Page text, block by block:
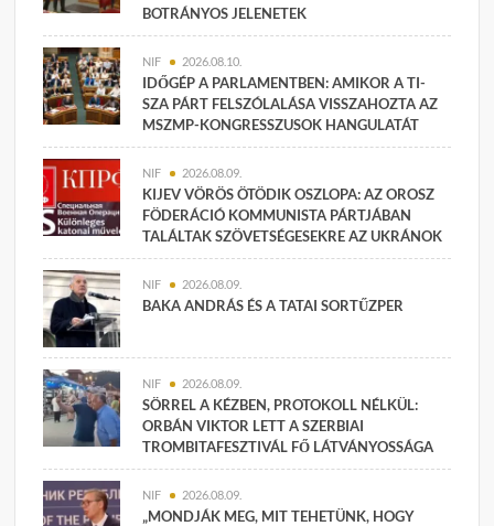
BOTRÁNYOS JELENETEK
NIF 2026.08.10.
IDŐGÉP A PARLAMENTBEN: AMIKOR A TI-
SZA PÁRT FELSZÓLALÁSA VISSZAHOZTA AZ
MSZMP-KONGRESSZUSOK HANGULATÁT
NIF 2026.08.09.
KIJEV VÖRÖS ÖTÖDIK OSZLOPA: AZ OROSZ
FÖDERÁCIÓ KOMMUNISTA PÁRTJÁBAN
TALÁLTAK SZÖVETSÉGESEKRE AZ UKRÁNOK
NIF 2026.08.09.
BAKA ANDRÁS ÉS A TATAI SORTŰZPER
NIF 2026.08.09.
SÖRREL A KÉZBEN, PROTOKOLL NÉLKÜL:
ORBÁN VIKTOR LETT A SZERBIAI
TROMBITAFESZTIVÁL FŐ LÁTVÁNYOSSÁGA
NIF 2026.08.09.
„MONDJÁK MEG, MIT TEHETÜNK, HOGY